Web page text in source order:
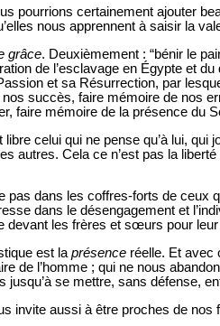
pourrions certainement ajouter
nous apprennent à saisir la
grâce. Deuxièmement : “bénir le
de l’esclavage en Égypte et
et sa Résurrection, par
succès, faire mémoire de nos
faire mémoire de la présence du
libre celui qui ne pense qu’à lui,
autres. Cela ce n’est pas la
pas dans les coffres-forts de
dans le désengagement et
devant les frères et sœurs pour
est la présence réelle. Et avec
de l’homme ; qui ne nous
jusqu’à se mettre, sans défense,
invite aussi à être proches de